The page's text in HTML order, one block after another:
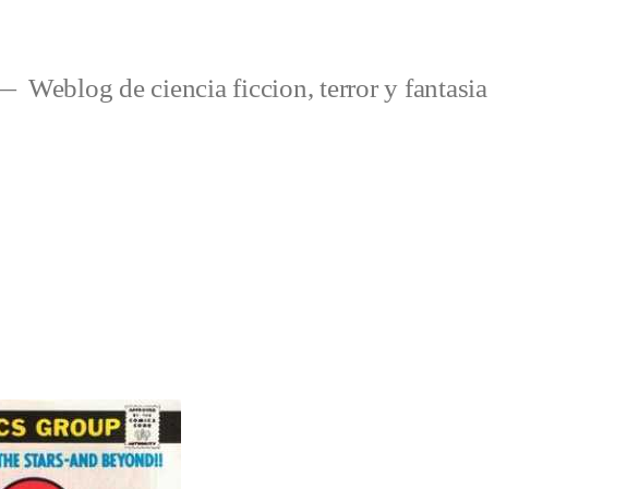
Weblog de ciencia ficcion, terror y fantasia